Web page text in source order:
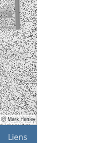
ⓒ Mark Henley
Liens